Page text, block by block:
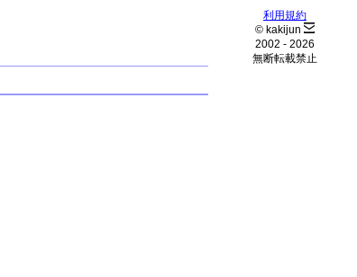
利用規約
© kakijun
2002 - 2026
無断転載禁止